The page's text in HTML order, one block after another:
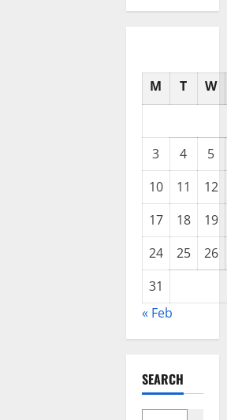
M T W
3 4
5
10
11
12
17
18
19
24
25
26
31
« Feb
SEARCH